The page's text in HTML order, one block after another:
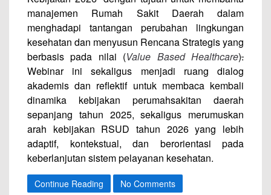
manajemen Rumah Sakit Daerah dalam
menghadapi tantangan perubahan lingkungan
kesehatan dan menyusun Rencana Strategis yang
berbasis pada nilai (Value Based Healthcare).
Webinar ini sekaligus menjadi ruang dialog
akademis dan reflektif untuk membaca kembali
dinamika kebijakan perumahsakitan daerah
sepanjang tahun 2025, sekaligus merumuskan
arah kebijakan RSUD tahun 2026 yang lebih
adaptif, kontekstual, dan berorientasi pada
keberlanjutan sistem pelayanan kesehatan.
Continue Reading No Comments